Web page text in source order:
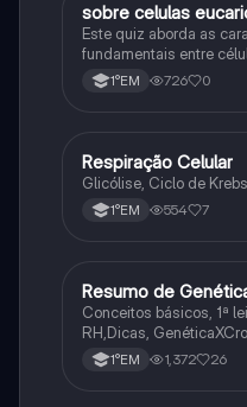
Biologia
sobre celulas
Este quiz aborda as
fundamentais entre
procariontes.
1°EM 726 0
Biologia
Respiração Celular
Glicólise, Ciclo de
1°EM 554 7
Biologia
Resumo de
Conceitos básicos, 1ª
RH,Dicas,
Variações Genéticas).
1°EM 1,372 26